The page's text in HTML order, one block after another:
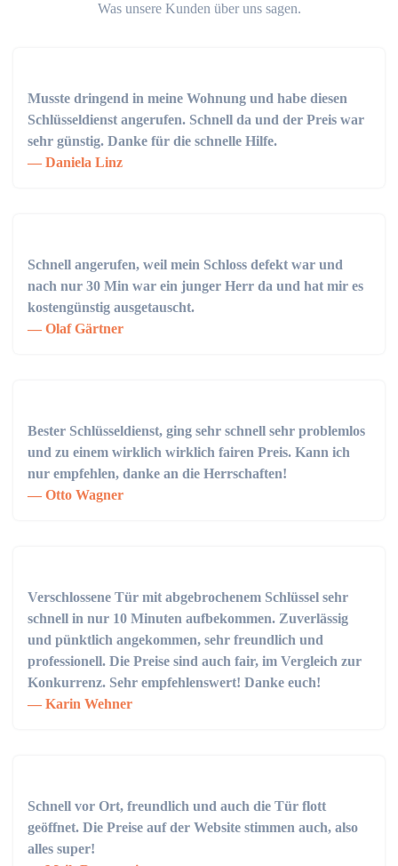
Was unsere Kunden über uns sagen.
Musste dringend in meine Wohnung und habe diesen
Schlüsseldienst angerufen. Schnell da und der Preis war
sehr günstig. Danke für die schnelle Hilfe.
Daniela Linz
Schnell angerufen, weil mein Schloss defekt war und
nach nur 30 Min war ein junger Herr da und hat mir es
kostengünstig ausgetauscht.
Olaf Gärtner
Bester Schlüsseldienst, ging sehr schnell sehr problemlos
und zu einem wirklich wirklich fairen Preis. Kann ich
nur empfehlen, danke an die Herrschaften!
Otto Wagner
Verschlossene Tür mit abgebrochenem Schlüssel sehr
schnell in nur 10 Minuten aufbekommen. Zuverlässig
und pünktlich angekommen, sehr freundlich und
professionell. Die Preise sind auch fair, im Vergleich zur
Konkurrenz. Sehr empfehlenswert! Danke euch!
Karin Wehner
Schnell vor Ort, freundlich und auch die Tür flott
geöffnet. Die Preise auf der Website stimmen auch, also
alles super!